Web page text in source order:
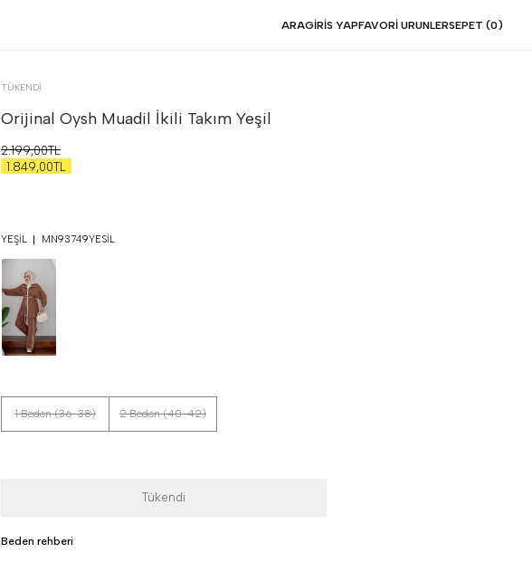
ARAGIRIS YAPFAVORI URUNLERSEPET (0 )
TÜKENDI
Orijinal Oysh Muadil İkili Takım Yeşil
2.199,00TL
1.849,00TL
YEŞIL MN93749YESIL
1 Beden (36-38) 2 Beden (40-42)
Tükendi
Beden rehberi